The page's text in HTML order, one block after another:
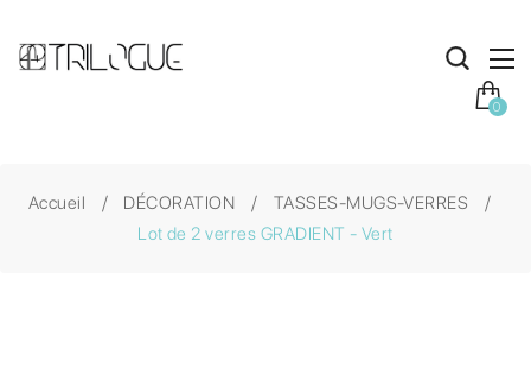
0
Accueil DÉCORATION
TASSES-MUGS-VERRES
Lot de 2 verres GRADIENT - Vert